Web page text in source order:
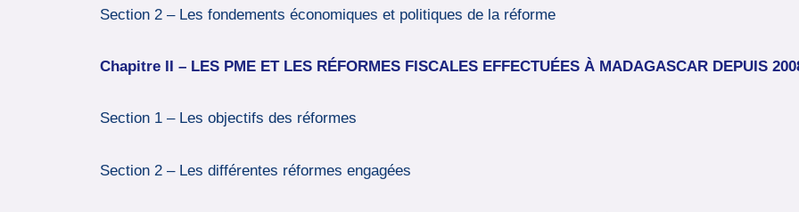
Section 2 – Les fondements économiques et politiques de la réforme
Chapitre II – LES PME ET LES RÉFORMES FISCALES EFFECTUÉES À MADAGASCAR DEPUIS
Section 1 – Les objectifs des réformes
Section 2 – Les différentes réformes engagées